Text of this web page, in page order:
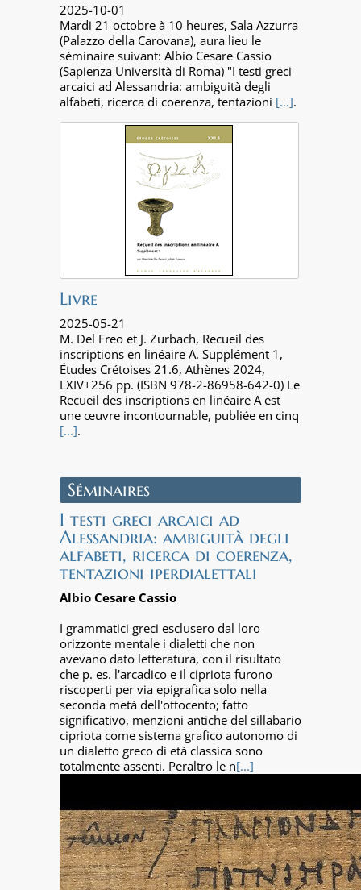
2025-10-01
Mardi 21 octobre à 10 heures, Sala Azzurra
(Palazzo della Carovana), aura lieu le
séminaire suivant: Albio Cesare Cassio
(Sapienza Università di Roma) "I testi greci
arcaici ad Alessandria: ambiguità degli
alfabeti, ricerca di coerenza, tentazioni [...].
Livre
2025-05-21
M. Del Freo et J. Zurbach, Recueil des
inscriptions en linéaire A. Supplément 1,
Études Crétoises 21.6, Athènes 2024,
LXIV+256 pp. (ISBN 978-2-86958-642-0) Le
Recueil des inscriptions en linéaire A est
une œuvre incontournable, publiée en cinq
[...].
Séminaires
I testi greci arcaici ad
Alessandria: ambiguità degli
alfabeti, ricerca di coerenza,
tentazioni iperdialettali
Albio Cesare Cassio
I grammatici greci esclusero dal loro
orizzonte mentale i dialetti che non
avevano dato letteratura, con il risultato
che p. es. l'arcadico e il cipriota furono
riscoperti per via epigrafica solo nella
seconda metà dell'ottocento; fatto
significativo, menzioni antiche del sillabario
cipriota come sistema grafico autonomo di
un dialetto greco di età classica sono
totalmente assenti. Peraltro le n[...]